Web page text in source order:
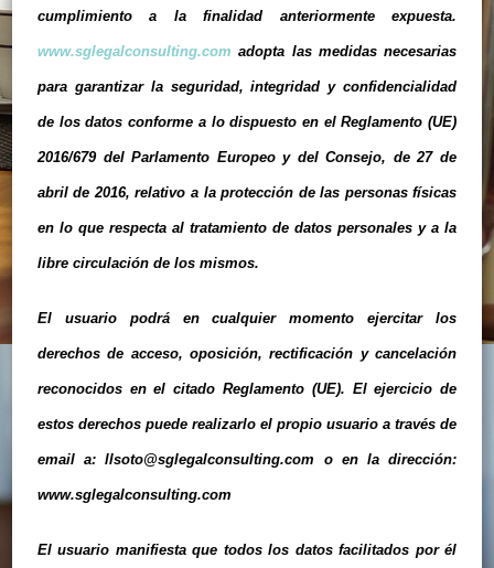
cumplimiento a la finalidad anteriormente expuesta.
www.sglegalconsulting.com adopta las medidas necesarias
para garantizar la seguridad, integridad y confidencialidad
de los datos conforme a lo dispuesto en elReglamento (UE)
2016/679del Parlamento Europeo y del Consejo, de 27 de
abril de 2016, relativo a la protección de las personas físicas
en lo que respecta al tratamiento de datos personales y a la
libre circulación de los mismos.
El usuario podrá en cualquier momento ejercitar los
derechos de acceso, oposición, rectificación y cancelación
reconocidos en el citado Reglamento (UE). El ejercicio de
estos derechos puede realizarlo el propio usuario a través de
email a: llsoto@sglegalconsulting.com o en la dirección:
www.sglegalconsulting.com
El usuario manifiesta que todos los datos facilitados por él